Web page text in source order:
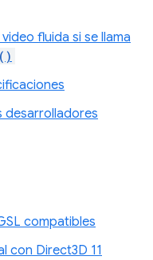
fluida si se llama
desarrolladores
compatibles
con Direct3D 11